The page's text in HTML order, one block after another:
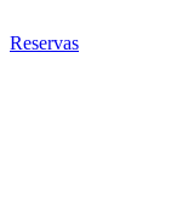
Reservas